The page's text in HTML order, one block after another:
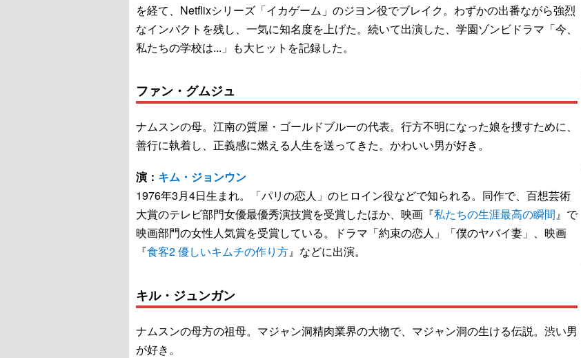
を経て、Netflixシリーズ「イカゲーム」のジヨン役でブレイク。わずかの出番ながら強烈
なインパクトを残し、一気に知名度を上げた。続いて出演した、学園ゾンビドラマ「今、
私たちの学校は...」も大ヒットを記録した。
ファン・グムジュ
ナムスンの母。江南の質屋・ゴールドブルーの代表。行方不明になった娘を捜すために、
善行に執着し、正義感に燃える人生を送ってきた。かわいい男が好き。
演： キム・ジョンウン
1976年3月4日生まれ。「パリの恋人」のヒロイン役などで知られる。同作で、百想芸術
大賞のテレビ部門女優最優秀演技賞を受賞したほか、映画『私たちの生涯最高の瞬間』で
映画部門の女性人気賞を受賞している。ドラマ「約束の恋人」「僕のヤバイ妻」、映画
『食客2 優しいキムチの作り方』などに出演。
キル・ジュンガン
ナムスンの母方の祖母。マジャン洞精肉業界の大物で、マジャン洞の生ける伝説。渋い男
が好き。